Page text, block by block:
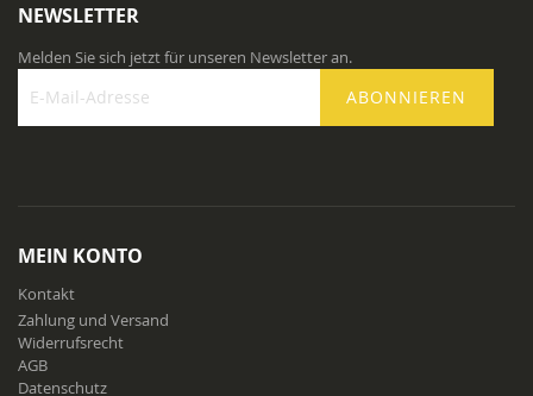
NEWSLETTER
Melden Sie sich jetzt für unseren Newsletter an.
Newsletter
ABONNIEREN
MEIN KONTO
Kontakt
Zahlung und Versand
Widerrufsrecht
AGB
Datenschutz